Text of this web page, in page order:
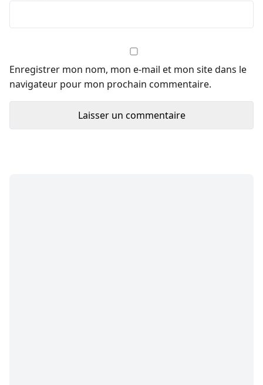
Enregistrer mon nom, mon e-mail et mon site dans le
navigateur pour mon prochain commentaire.